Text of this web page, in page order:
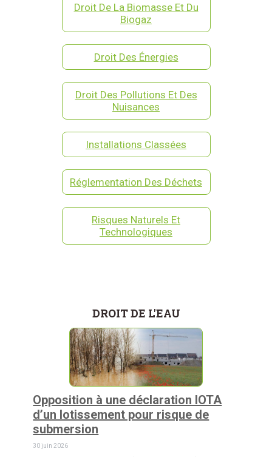
Droit De La Biomasse Et Du
Biogaz
Droit Des Énergies
Droit Des Pollutions Et Des
Nuisances
Installations Classées
Réglementation Des Déchets
Risques Naturels Et
Technologiques
DROIT DE L'EAU
Opposition à une déclaration IOTA
d’un lotissement pour risque de
submersion
30 juin 2026